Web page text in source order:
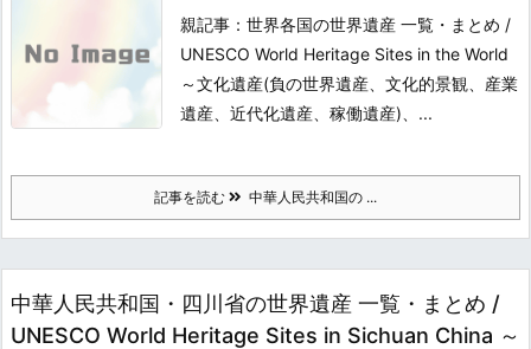
親記事：世界各国の世界遺産 一覧・まとめ /
UNESCO World Heritage Sites in the World
～文化遺産(負の世界遺産、文化的景観、産業
遺産、近代化遺産、稼働遺産)、...
記事を読む 中華人民共和国の ...
中華人民共和国・四川省の世界遺産 一覧・まとめ /
UNESCO World Heritage Sites in Sichuan China ～